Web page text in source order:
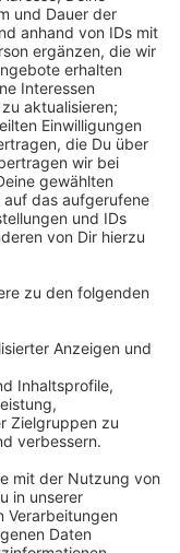
wir lieben die
eurem
Hits
Musik! Die
nonstop.
läuft:Substitution -
Machine x
Perretta